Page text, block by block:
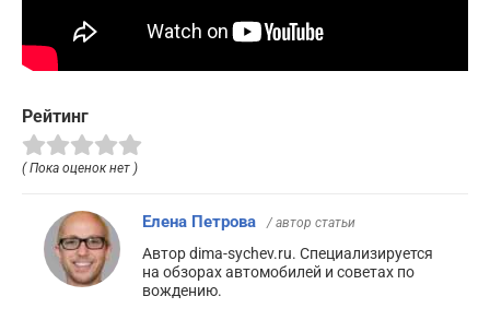
Рейтинг
( Пока оценок нет )
Елена Петрова / автор статьи
Автор dima-sychev.ru. Специализируется
на обзорах автомобилей и советах по
вождению.